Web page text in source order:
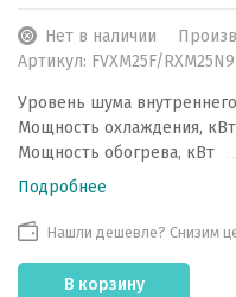
Нет в наличии
Артикул: FVXM25F/RXM25N9
Уровень шума
Мощность охлаждения, кВт
Мощность обогрева, кВт
Подробнее
Нашли дешевле? Снизим
В корзину